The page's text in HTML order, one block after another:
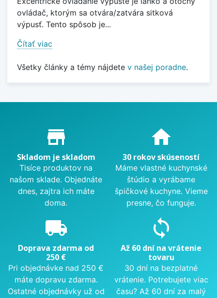
ovládač, ktorým sa otvára/zatvára sitková
výpusť. Tento spôsob je...
Čítať viac
Všetky články a témy nájdete v našej poradne.
Proč nakupovat u nás?
store_mall_directory
Skladom je skladom
Tisíce produktov na
našom sklade. Objednáte
dnes, zajtra ich máte
doma.
home
30 rokov skúseností
Máme vlastné kuchynské
štúdio a vyrábame
špičkové kuchyne. Vieme
presne, čo funguje.
local_shipping
Doprava zdarma od
250 €
Pri objednávke nad 250 €
máte dopravu zdarma.
Ostatné objednávky už od
sync
Až 60 dní na vrátenie
tovaru
30 dní na bezplatné
vrátenie. Potrebujete viac
času? Až 60 dní za malý